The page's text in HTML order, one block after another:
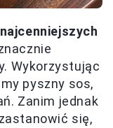
Wykorzystując
pyszny sos,
Zanim jednak
się,